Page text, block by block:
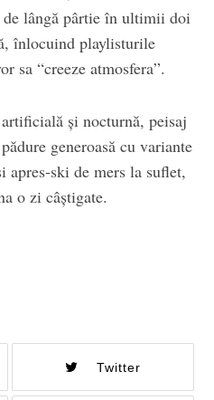
lângă pârtie în ultimii doi
înlocuind playlisturile
sa “creeze atmosfera”.
și nocturnă, peisaj
generoasă cu variante
ski de mers la suflet,
o zi câștigate.
Twitter